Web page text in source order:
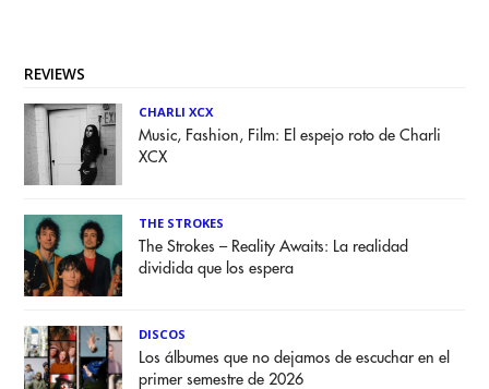
REVIEWS
CHARLI XCX
Music, Fashion, Film: El espejo roto de Charli
XCX
THE STROKES
The Strokes – Reality Awaits: La realidad
dividida que los espera
DISCOS
Los álbumes que no dejamos de escuchar en el
primer semestre de 2026